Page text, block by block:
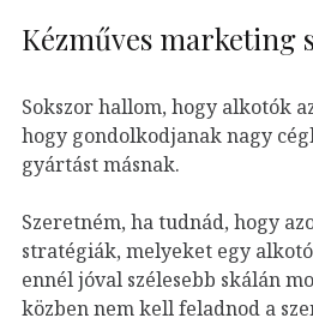
Kézműves marketing
Sokszor hallom, hogy alkotók
hogy gondolkodjanak nagy
gyártást másnak.
Szeretném, ha tudnád, hogy
stratégiák, melyeket egy
ennél jóval szélesebb skálán
közben nem kell feladnod a